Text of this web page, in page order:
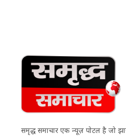
समृद्ध समाचार एक न्यूज़ पोर्टल है जो